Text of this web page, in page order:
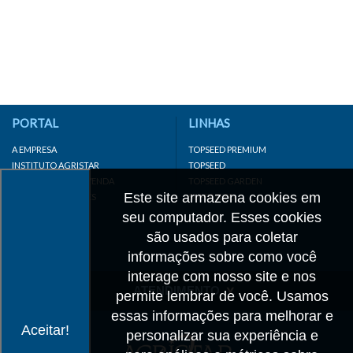
Aceitar!
Este site armazena cookies em
seu computador. Esses cookies
são usados para coletar
informações sobre como você
interage com nosso site e nos
permite lembrar de você. Usamos
essas informações para melhorar e
personalizar sua experiência e
PORTAL
A EMPRESA
INSTITUTO AGRISTAR
DISTRIBUIDOR/REVENDA
LINKS IMPORTANTES
LINHAS
TOPSEED PREMIUM
TOPSEED
TOPSEED GARDEN
SUPERSEED
ATENDIMENTO